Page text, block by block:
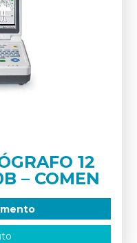
12
– COMEN